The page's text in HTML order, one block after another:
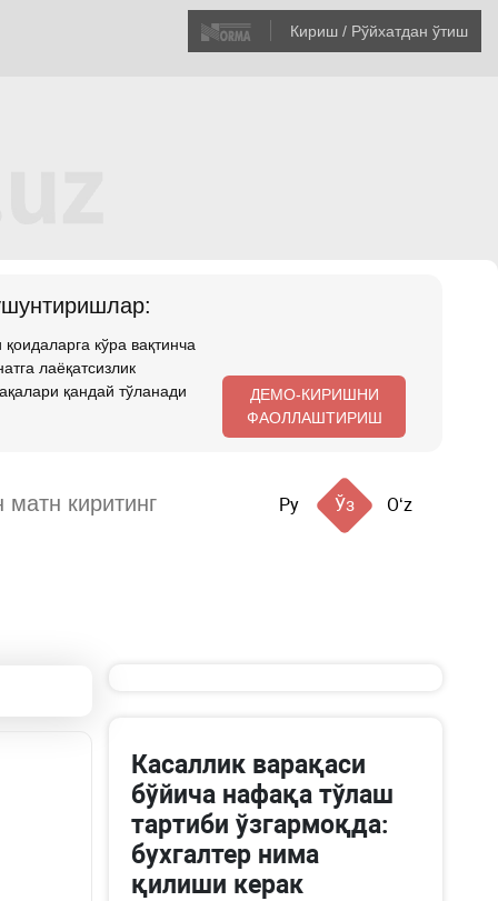
Кириш / Рўйхатдан ўтиш
қоидаларга кўра вақтинча
лаёқатсизлик
қандай тўланади
ДЕМО-КИРИШНИ
ФАОЛЛАШТИРИШ
Ру Ўз Oʻz
Касаллик варақаси
бўйича нафақа тўлаш
тартиби ўзгармоқда:
бухгалтер нима
қилиши керак